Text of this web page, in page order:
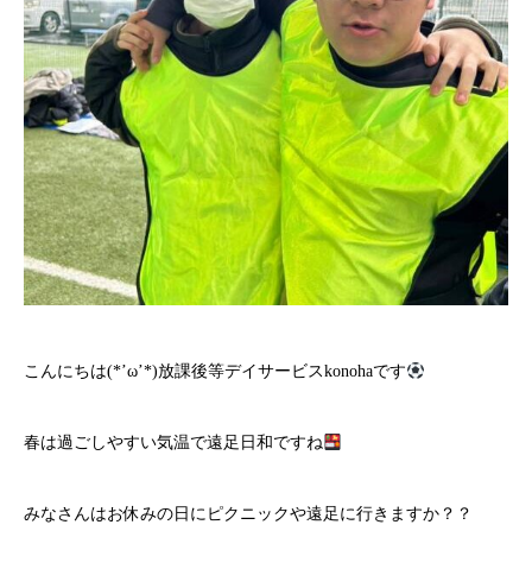
こんにちは(*’ω’*)放課後等デイサービスkonohaです
春は過ごしやすい気温で遠足日和ですね
みなさんはお休みの日にピクニックや遠足に行きますか？？